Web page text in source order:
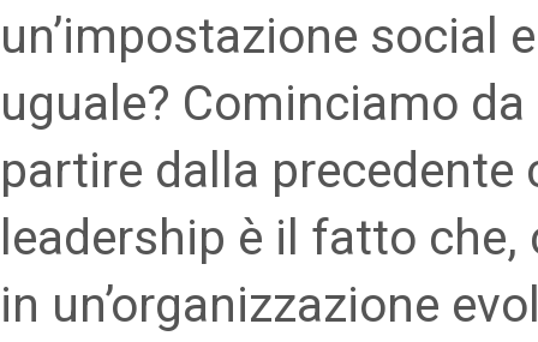
un’impostazione social
uguale? Cominciamo
partire dalla
leadership è il fatto
in un’organizzazione